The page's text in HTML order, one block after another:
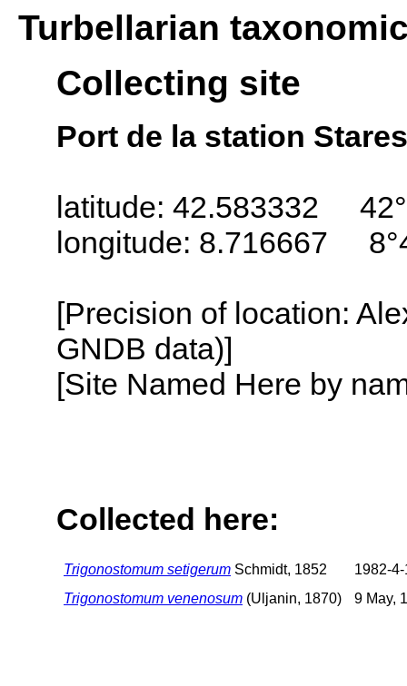
Turbellarian
Collecting site
Port de la station
latitude: 42.583332
longitude: 8.716667
[Precision of location:
GNDB data)]
[Site Named Here by
Collected here:
Trigonostomum setigerum Schmidt, 1852
1982-
Trigonostomum venenosum (Uljanin, 1870) 9 May,